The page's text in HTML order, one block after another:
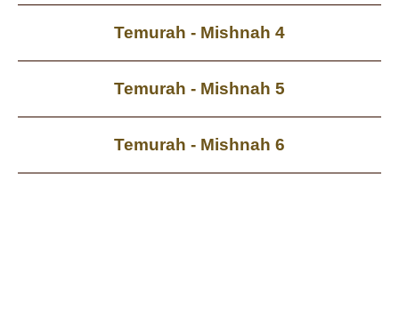
Temurah - Mishnah 4
Temurah - Mishnah 5
Temurah - Mishnah 6